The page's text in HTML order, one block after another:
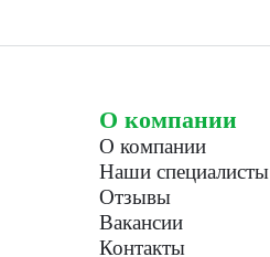
О компании
О компании
Наши специалисты
Отзывы
Вакансии
Контакты